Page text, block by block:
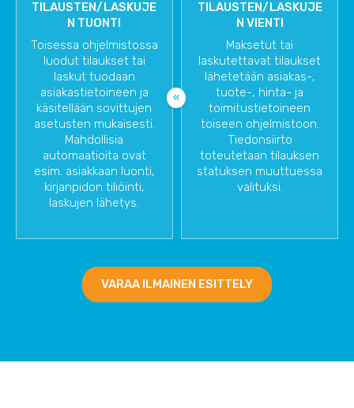
TILAUSTEN/LASKUJE
N TUONTI
Toisessa ohjelmistossa
luodut tilaukset tai
laskut tuodaan
asiakastietoineen ja
käsitellään sovittujen
asetusten mukaisesti.
Mahdollisia
automaatioita ovat
esim. asiakkaan luonti,
kirjanpidon tiliöinti,
laskujen lähetys.
TILAUSTEN/LASKUJE
N VIENTI
Maksetut tai
laskutettavat tilaukset
lähetetään asiakas-,
tuote-, hinta- ja
toimitustietoineen
toiseen ohjelmistoon.
Tiedonsiirto
toteutetaan tilauksen
statuksen muuttuessa
valituksi.
VARAA ILMAINEN ESITTELY